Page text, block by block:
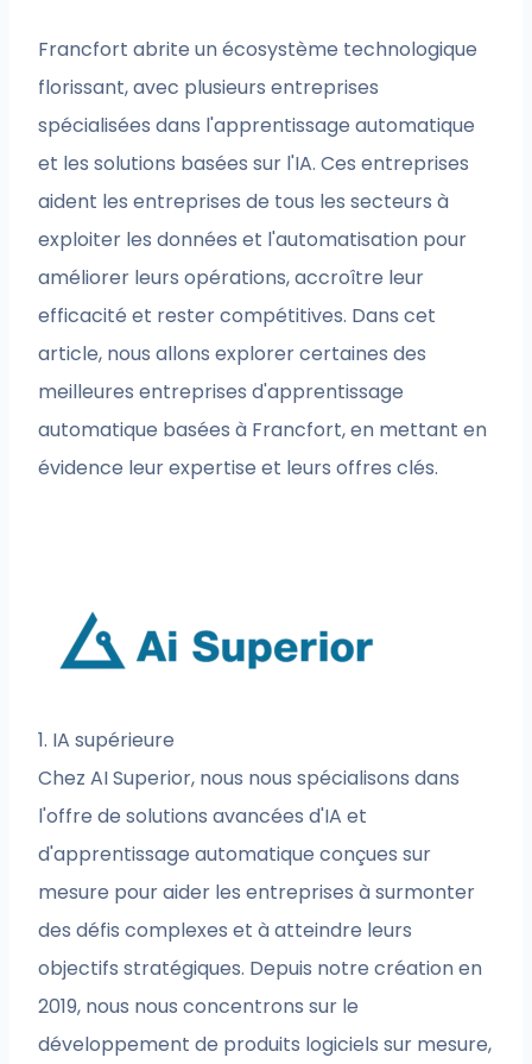
Francfort abrite un écosystème technologique
florissant, avec plusieurs entreprises
spécialisées dans l'apprentissage automatique
et les solutions basées sur l'IA. Ces entreprises
aident les entreprises de tous les secteurs à
exploiter les données et l'automatisation pour
améliorer leurs opérations, accroître leur
efficacité et rester compétitives. Dans cet
article, nous allons explorer certaines des
meilleures entreprises d'apprentissage
automatique basées à Francfort, en mettant en
évidence leur expertise et leurs offres clés.
1. IA supérieure
Chez AI Superior, nous nous spécialisons dans
l'offre de solutions avancées d'IA et
d'apprentissage automatique conçues sur
mesure pour aider les entreprises à surmonter
des défis complexes et à atteindre leurs
objectifs stratégiques. Depuis notre création en
2019, nous nous concentrons sur le
développement de produits logiciels sur mesure,